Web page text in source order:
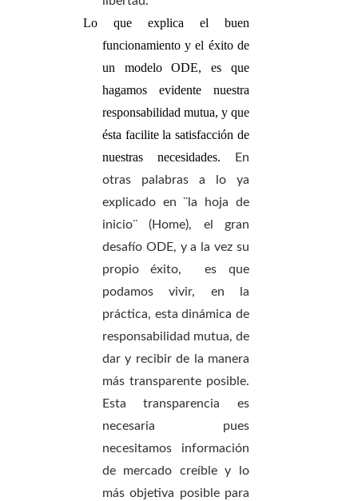
Lo que explica el buen
funcionamiento y el éxito de
un modelo ODE, es que
hagamos evidente nuestra
responsabilidad mutua, y que
ésta facilite la satisfacción de
nuestras necesidades.
En
otras palabras a lo ya
explicado en ¨la hoja de
inicio¨ (Home), el gran
desafío ODE, y a la vez su
propio éxito,
es que
podamos vivir, en la
práctica, esta dinámica de
responsabilidad mutua, de
dar y recibir de la manera
más transparente posible.
Esta transparencia es
necesaria pues
necesitamos información
de mercado creíble y lo
más objetiva posible para